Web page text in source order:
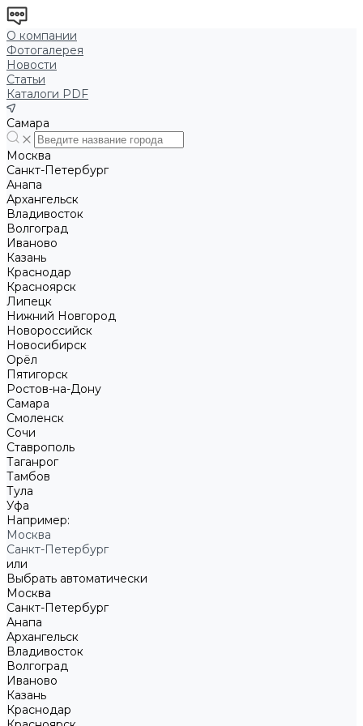
О компании
Фотогалерея
Новости
Статьи
Каталоги PDF
Самара
Москва
Санкт-Петербург
Анапа
Архангельск
Владивосток
Волгоград
Иваново
Казань
Краснодар
Красноярск
Липецк
Нижний Новгород
Новороссийск
Новосибирск
Орёл
Пятигорск
Ростов-на-Дону
Самара
Смоленск
Сочи
Ставрополь
Таганрог
Тамбов
Тула
Уфа
Например:
Москва
Санкт-Петербург
или
Выбрать автоматически
Москва
Санкт-Петербург
Анапа
Архангельск
Владивосток
Волгоград
Иваново
Казань
Краснодар